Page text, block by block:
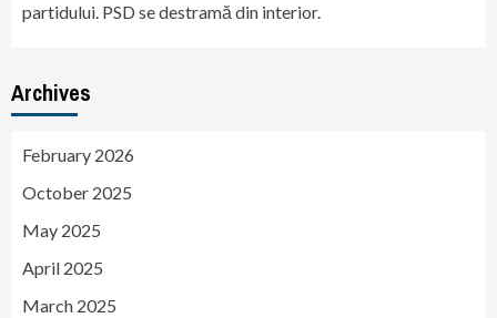
partidului. PSD se destramă din interior.
Archives
February 2026
October 2025
May 2025
April 2025
March 2025